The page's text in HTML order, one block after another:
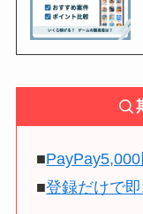
■
■登録だけで